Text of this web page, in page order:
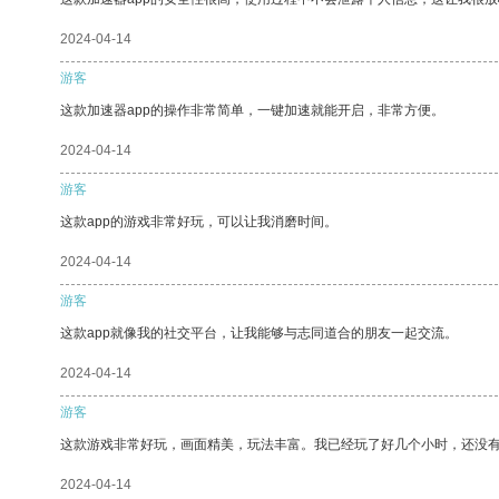
2024-04-14
游客
这款加速器app的操作非常简单，一键加速就能开启，非常方便。
2024-04-14
游客
这款app的游戏非常好玩，可以让我消磨时间。
2024-04-14
游客
这款app就像我的社交平台，让我能够与志同道合的朋友一起交流。
2024-04-14
游客
这款游戏非常好玩，画面精美，玩法丰富。我已经玩了好几个小时，还没
2024-04-14